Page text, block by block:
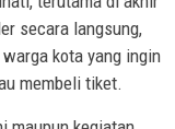
secara langsung,
kota yang ingin
membeli tiket.